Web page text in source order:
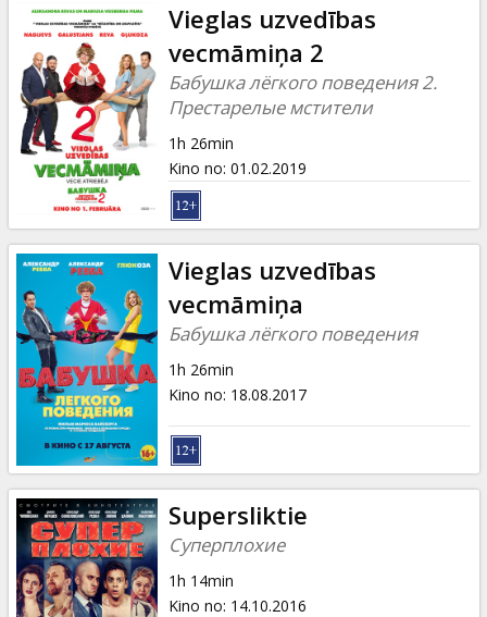
Ziņas
Dāvanu
kartes
Uzkodas
B2B
Kino
Klubs
Vieglas uzvedības
vecmāmiņa 2
Бабушка лёгкого поведения 2.
Престарелые мстители
1h 26min
Kino no: 01.02.2019
Vieglas uzvedības
vecmāmiņa
Бабушка лёгкого поведения
1h 26min
Kino no: 18.08.2017
Supersliktie
Суперплохие
1h 14min
Kino no: 14.10.2016